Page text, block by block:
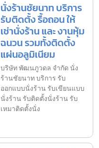
นั่งร้านชัยนาท บริการ
รับติดตั้ง รื้อถอน ให้
เช่านั่งร้าน และ งานหุ้ม
ฉนวน รวมทั้งติดตั้ง
แผ่นอลูมิเนียม
บริษัท พัฒนภูวดล จำกัด นั่ง
ร้านชัยนาท บริการ รับ
ออกแบบนั่งร้าน รับเขียนแบบ
นั่งร้าน รับติดตั้งนั่งร้าน รับ
เหมาติดตั้งนั่ง